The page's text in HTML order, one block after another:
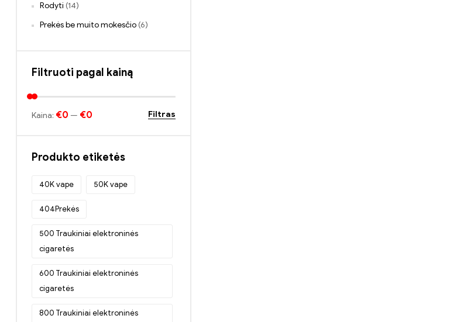
Rodyti (14)
Prekės be muito mokesčio (6)
Filtruoti pagal kainą
Filtras
Kaina: €0 — €0
Produkto etiketės
40K vape 50K vape
404Prekės
500 Traukiniai elektroninės
cigaretės
600 Traukiniai elektroninės
cigaretės
800 Traukiniai elektroninės